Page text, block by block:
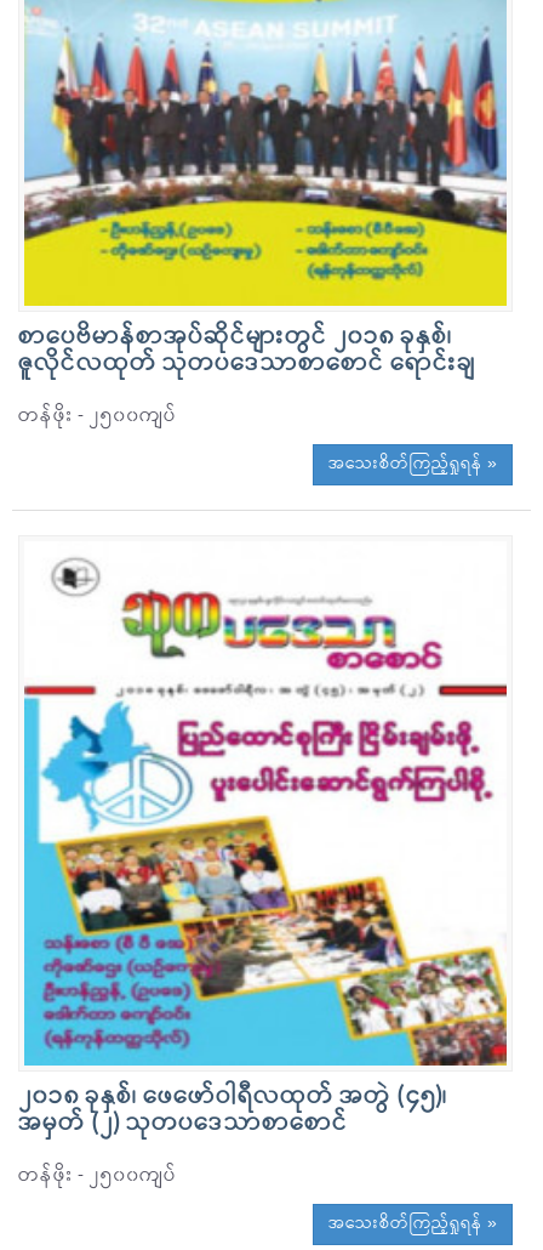
စာပေဗိမာန်စာအုပ်ဆိုင်များတွင် ၂၀၁၈ ခုနှစ်၊
ဇူလိုင်လထုတ် သုတပဒေသာစာစောင် ရောင်းချ
တန်ဖိုး - ၂၅၀၀ကျပ်
အသေးစိတ်ကြည့်ရှုရန် »
၂၀၁၈ ခုနှစ်၊ ဖေဖော်ဝါရီလထုတ် အတွဲ (၄၅)၊
အမှတ် (၂) သုတပဒေသာစာစောင်
တန်ဖိုး - ၂၅၀၀ကျပ်
အသေးစိတ်ကြည့်ရှုရန် »